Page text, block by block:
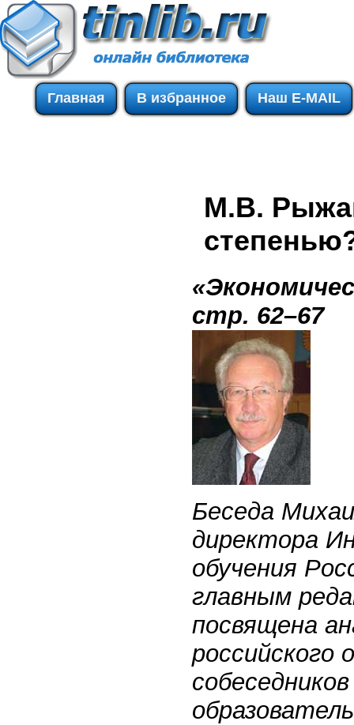
Главная В избранное Наш E-MAIL
М.В.
стр. 62–67
Беседа
директора
обучения
главным
посвящена
российского